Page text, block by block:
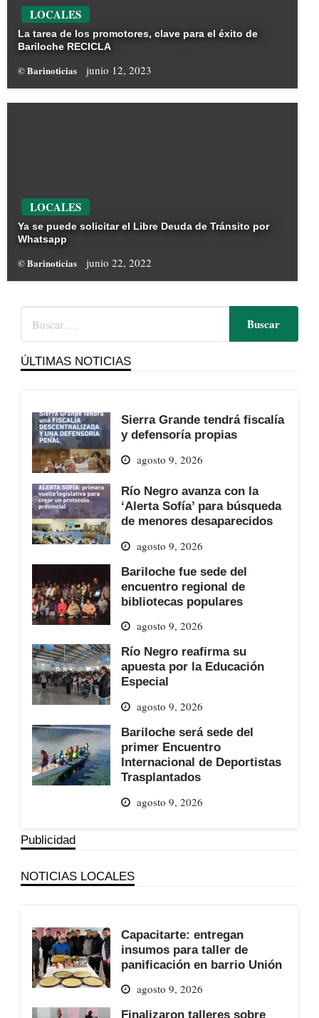
LOCALES
La tarea de los promotores, clave para el éxito de
Bariloche RECICLA
© Barinoticias junio 12, 2023
LOCALES
Ya se puede solicitar el Libre Deuda de Tránsito por
Whatsapp
© Barinoticias junio 22, 2022
ÚLTIMAS NOTICIAS
Sierra Grande tendrá fiscalía
y defensoría propias
agosto 9, 2026
Río Negro avanza con la
‘Alerta Sofía’ para búsqueda
de menores desaparecidos
agosto 9, 2026
Bariloche fue sede del
encuentro regional de
bibliotecas populares
agosto 9, 2026
Río Negro reafirma su
apuesta por la Educación
Especial
agosto 9, 2026
Bariloche será sede del
primer Encuentro
Internacional de Deportistas
Trasplantados
agosto 9, 2026
Publicidad
NOTICIAS LOCALES
Capacitarte: entregan
insumos para taller de
panificación en barrio Unión
agosto 9, 2026
Finalizaron talleres sobre